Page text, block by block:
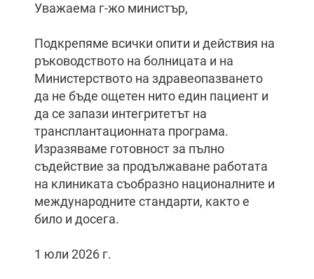
Уважаема г-жо министър,
Подкрепяме всички опити и действия на
ръководството на болницата и на
Министерството на здравеопазването
да не бъде ощетен нито един пациент и
да се запази интегритетът на
трансплантационната програма.
Изразяваме готовност за пълно
съдействие за продължаване работата
на клиниката съобразно националните и
международните стандарти, както е
било и досега.
1 юли 2026 г.